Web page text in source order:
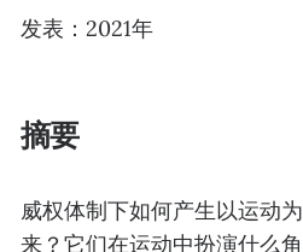
发表：2021年
摘要
威权体制下如何产生以运动
来？它们在运动中扮演什么